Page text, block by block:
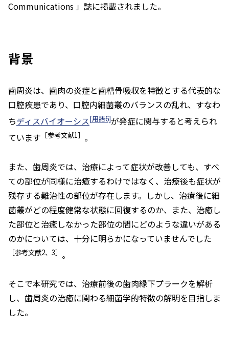
Communications」誌に掲載されました。
背景
歯周炎は、歯肉の炎症と歯槽骨吸収を特徴とする代表的な
口腔疾患であり、口腔内細菌叢のバランスの乱れ、すなわ
ちディスバイオーシス[用語6]が発症に関与すると考えられ
ています ［参考文献1］ 。
また、歯周炎では、治療によって症状が改善しても、すべ
ての部位が同様に治癒するわけではなく、治療後も症状が
残存する難治性の部位が存在します。しかし、治療後に細
菌叢がどの程度健常な状態に回復するのか、また、治癒し
た部位と治癒しなかった部位の間にどのような違いがある
のかについては、十分に明らかになっていませんでした
［参考文献2、3］ 。
そこで本研究では、治療前後の歯肉縁下プラークを解析
し、歯周炎の治癒に関わる細菌学的特徴の解明を目指しま
した。